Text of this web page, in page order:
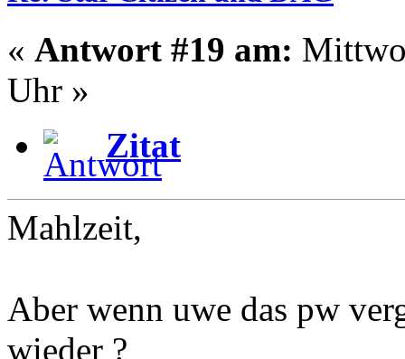
« Antwort #19 am:
Uhr »
Zitat
Mahlzeit,
Aber wenn uwe das pw
wieder ?